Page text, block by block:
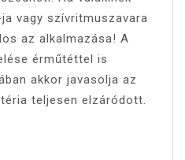
vagy szívritmuszavara
az alkalmazása! A
érműtéttel is
akkor javasolja az
teljesen elzáródott.